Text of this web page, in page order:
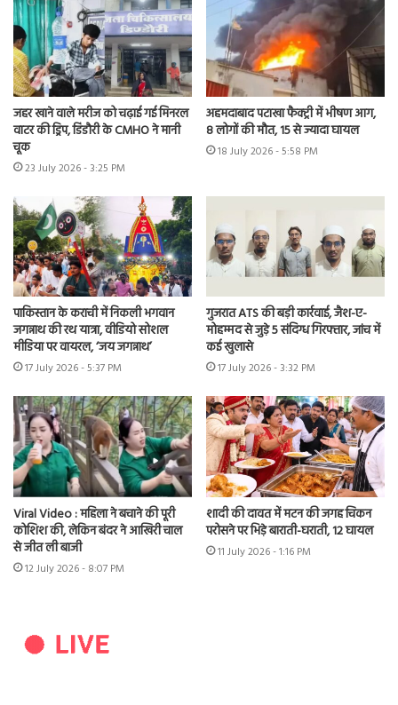
जहर खाने वाले मरीज को चढ़ाई गई मिनरल
वाटर की ड्रिप, डिंडौरी के CMHO ने मानी
चूक
23 July 2026 - 3:25 PM
अहमदाबाद पटाखा फैक्ट्री में भीषण आग,
8 लोगों की मौत, 15 से ज्यादा घायल
18 July 2026 - 5:58 PM
पाकिस्तान के कराची में निकली भगवान
जगन्नाथ की रथ यात्रा, वीडियो सोशल
मीडिया पर वायरल, ‘जय जगन्नाथ’
17 July 2026 - 5:37 PM
गुजरात ATS की बड़ी कार्रवाई, जैश-ए-
मोहम्मद से जुड़े 5 संदिग्ध गिरफ्तार, जांच में
कई खुलासे
17 July 2026 - 3:32 PM
Viral Video : महिला ने बचाने की पूरी
कोशिश की, लेकिन बंदर ने आखिरी चाल
से जीत ली बाजी
12 July 2026 - 8:07 PM
शादी की दावत में मटन की जगह चिकन
परोसने पर भिड़े बाराती-घराती, 12 घायल
11 July 2026 - 1:16 PM